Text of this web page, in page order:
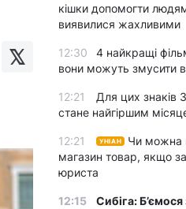
кішки допомогти людям
виявилися жахливими
12:30
4 найкращі
вони можуть змусити
12:21
Для цих знаків
стане найгіршим
12:21 УНІАН
Чи можна
магазин товар, якщо
юриста
12:15
Сибіга: